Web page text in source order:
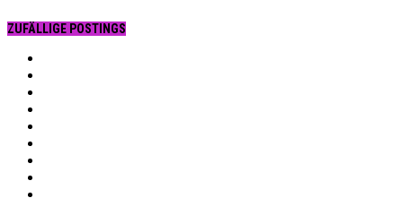
ZUFÄLLIGE POSTINGS